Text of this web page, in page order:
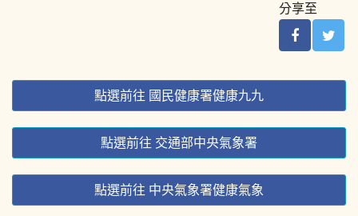
分享至
點選前往 國民健康署健康九九
點選前往 交通部中央氣象署
點選前往 中央氣象署健康氣象